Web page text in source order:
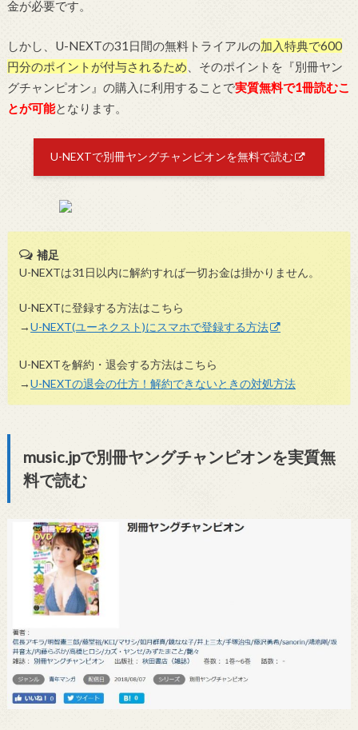
金が必要です。
しかし、U-NEXTの31日間の無料トライアルの加入特典で600
円分のポイントが付与されるため 、そのポイントを『別冊ヤン
グチャンピオン』の購入に利用することで実質無料で1冊読むこ
とが可能となります。
U-NEXTで別冊ヤングチャンピオンを無料で読む
補足
U-NEXTは31日以内に解約すれば一切お金は掛かりません。
U-NEXTに登録する方法はこちら
→U-NEXT(ユーネクスト)にスマホで登録する方法
U-NEXTを解約・退会する方法はこちら
→U-NEXTの退会の仕方！解約できないときの対処方法
music.jpで別冊ヤングチャンピオンを実質無
料で読む